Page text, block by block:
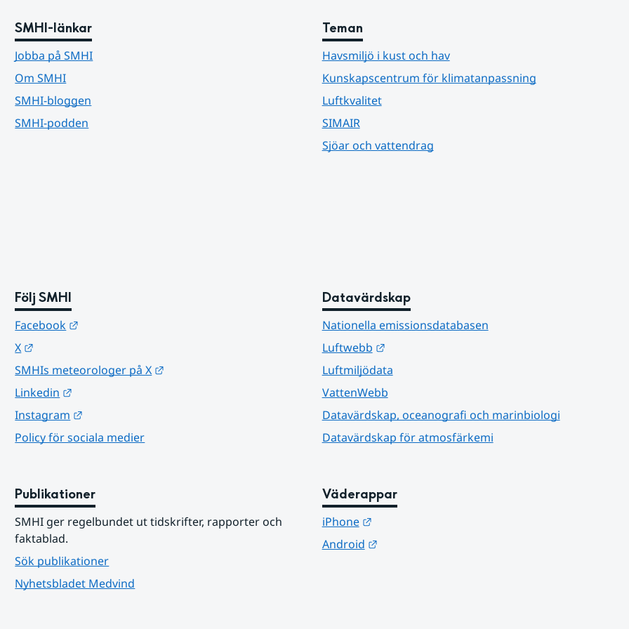
SMHI-länkar
Jobba på SMHI
Om SMHI
SMHI-bloggen
SMHI-podden
Teman
Havsmiljö i kust och hav
Kunskapscentrum för klimatanpassning
Luftkvalitet
SIMAIR
Sjöar och vattendrag
Följ SMHI
Facebook
X
SMHIs meteorologer på X
Linkedin
Instagram
Policy för sociala medier
Datavärdskap
Nationella emissionsdatabasen
Luftwebb
Länk till annan webbplats.
Luftmiljödata
VattenWebb
Datavärdskap, oceanografi och marinbiologi
Datavärdskap för atmosfärkemi
Publikationer
SMHI ger regelbundet ut tidskrifter, rapporter och
faktablad.
Sök publikationer
Nyhetsbladet Medvind
Väderappar
iPhone
Länk till annan webbplats.
Android
Länk till annan webbplats.